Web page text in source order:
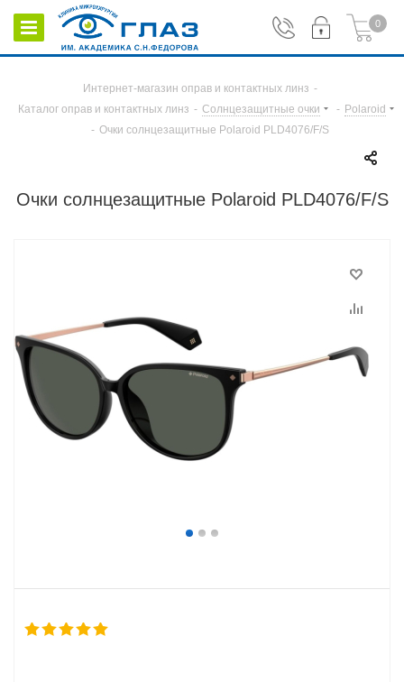
0
Интернет-магазин оправ и контактных линз -
Каталог оправ и контактных линз - Солнцезащитные очки - Polaroid
- Очки солнцезащитные Polaroid PLD4076/F/S
Очки солнцезащитные Polaroid PLD4076/F/S